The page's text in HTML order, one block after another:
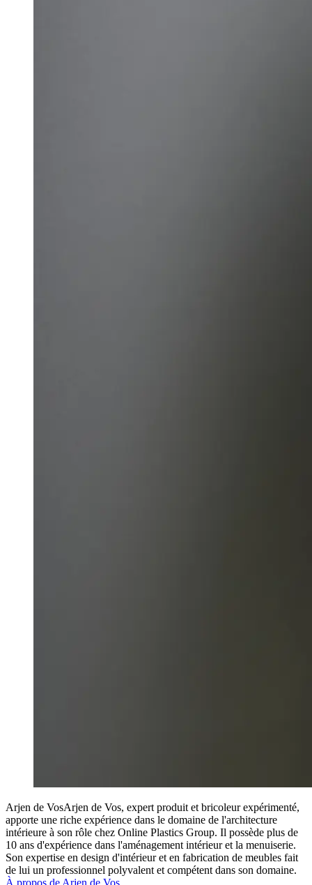
Arjen de VosArjen de Vos, expert produit et bricoleur expérimenté,
apporte une riche expérience dans le domaine de l'architecture
intérieure à son rôle chez Online Plastics Group. Il possède plus de
10 ans d'expérience dans l'aménagement intérieur et la menuiserie.
Son expertise en design d'intérieur et en fabrication de meubles fait
de lui un professionnel polyvalent et compétent dans son domaine.
À propos de Arjen de Vos